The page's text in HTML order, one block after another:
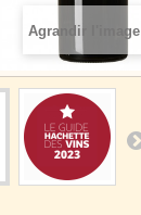
Agrandir l'image